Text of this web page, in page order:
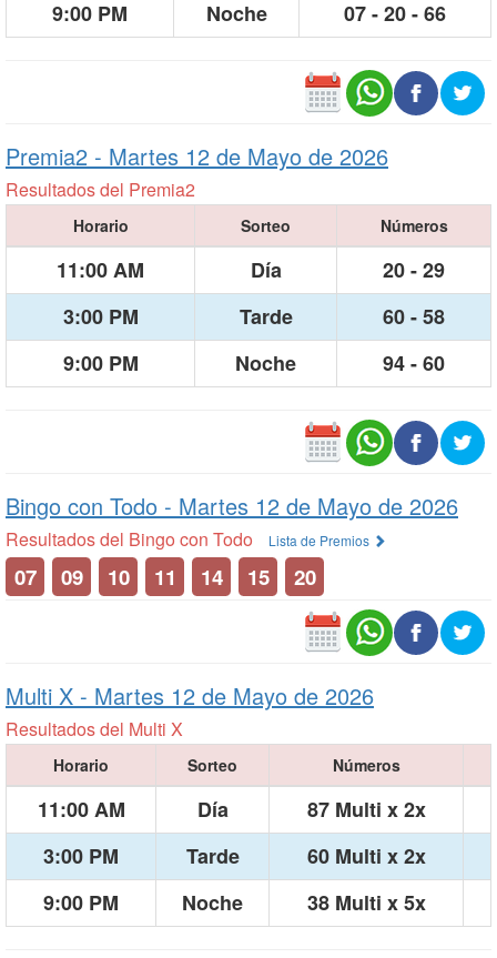
9:00 PM
Noche 07 - 20 - 66
Premia2 - Martes 12 de Mayo de 2026
Resultados del Premia2
Horario Sorteo Números
11:00 AM Día
20 - 29
3:00 PM
Tarde
60 - 58
9:00 PM
Noche 94 - 60
Bingo con Todo - Martes 12 de Mayo de 2026
Resultados del Bingo con Todo Lista de Premios
07 09 10 11 14 15 20
Multi X - Martes 12 de Mayo de 2026
Resultados del Multi X
Horario Sorteo Números
11:00 AM Día
87 Multi x 2x
3:00 PM
Tarde
60 Multi x 2x
9:00 PM
Noche 38 Multi x 5x